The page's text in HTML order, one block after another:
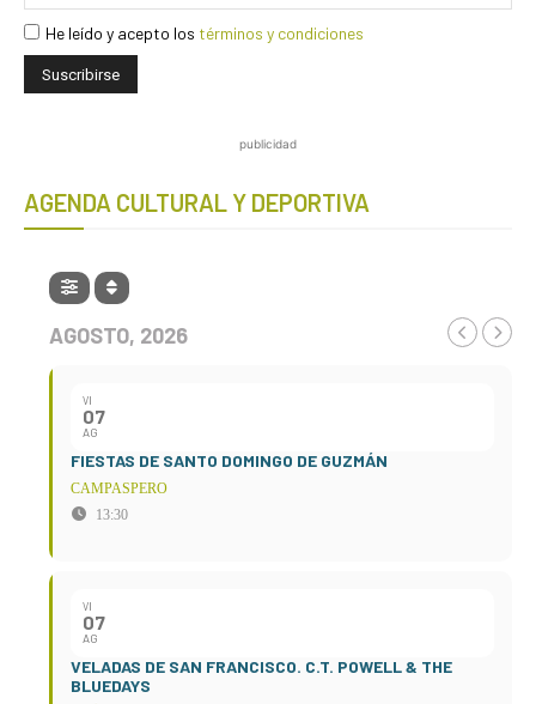
He leído y acepto los términos y condiciones
publicidad
AGENDA CULTURAL Y DEPORTIVA
AGOSTO, 2026
VI
07
AG
FIESTAS DE SANTO DOMINGO DE GUZMÁN
CAMPASPERO
13:30
VI
07
AG
VELADAS DE SAN FRANCISCO. C.T. POWELL & THE
BLUEDAYS